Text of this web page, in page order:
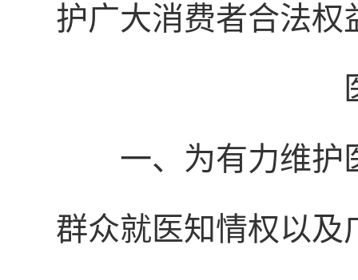
护广大消费者合法权
一、为有力维护
群众就医知情权以及